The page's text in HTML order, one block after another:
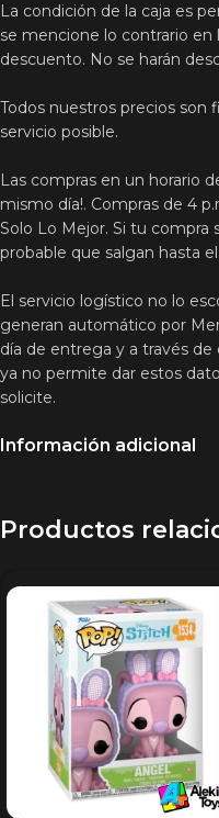
La condición de la caja es
se mencione lo contrario en
descuento. No se harán
Todos nuestros precios son
servicio posible.
Las compras en un horario
mismo día!. Compras de 4
Solo Lo Mejor. Si tu compra
probable que salgan hasta
El servicio logístico no lo
generan automático por
día de entrega y a través
ya no permite dar estos
solicite.
Información adicional
Productos